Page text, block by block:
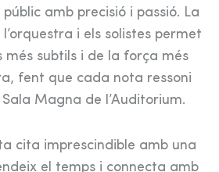
amb precisió i passió. La
i els solistes permet
més subtils i de la força més
fent que cada nota ressoni
Magna de l’Auditorium.
cita imprescindible amb una
el temps i connecta amb